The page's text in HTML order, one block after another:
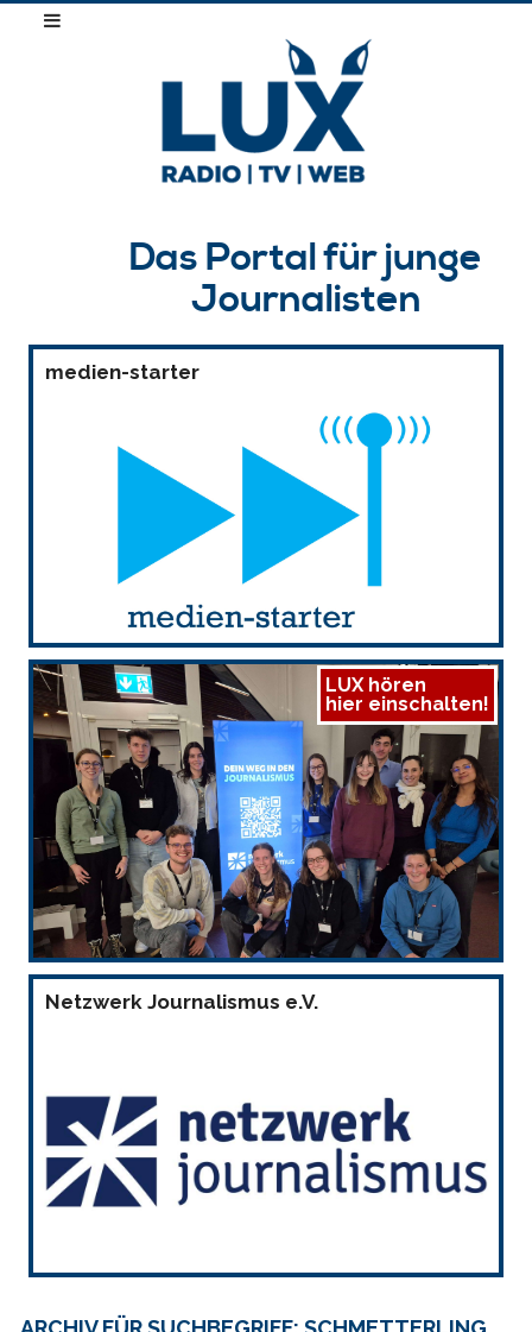
Das Portal für junge
Journalisten
medien-starter
LUX hören
hier einschalten!
Netzwerk Journalismus e.V.